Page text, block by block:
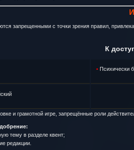
запрещенными с точки зрения правил,
К
• Психически
и грамотной игре, запрещённые роли
тему в разделе квент;
редакции.